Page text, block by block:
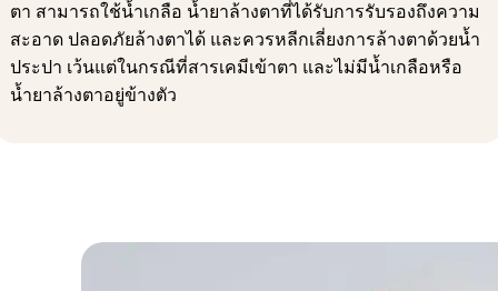
ตา สามารถใช้น้ำเกลือ น้ำยาล้างตาที่ได้รับการรับรองถึงความ
สะอาด ปลอดภัยล้างตาได้ และควรหลีกเลี่ยงการล้างตาด้วยน้ำ
ประปา เว้นแต่ในกรณีที่สารเคมีเข้าตา และไม่มีน้ำเกลือหรือ
น้ำยาล้างตาอยู่ข้างตัว